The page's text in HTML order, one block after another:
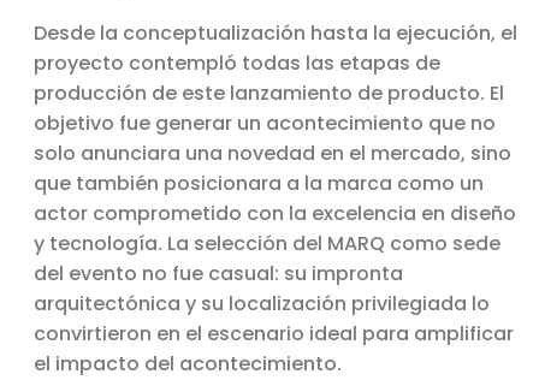
Desde la conceptualización hasta la ejecución, el
proyecto contempló todas las etapas de
producción de este lanzamiento de producto. El
objetivo fue generar un acontecimiento que no
solo anunciara una novedad en el mercado, sino
que también posicionara a la marca como un
actor comprometido con la excelencia en diseño
y tecnología. La selección del MARQ como sede
del evento no fue casual: su impronta
arquitectónica y su localización privilegiada lo
convirtieron en el escenario ideal para amplificar
el impacto del acontecimiento.